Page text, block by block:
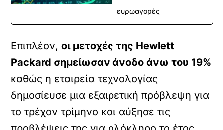
ευρωαγορές
Επιπλέον,οι μετοχές της Hewlett
Packard σημείωσαν άνοδο άνω του 19%
καθώς η εταιρεία τεχνολογίας
δημοσίευσε μια εξαιρετική πρόβλεψη για
το τρέχον τρίμηνο και αύξησε τις